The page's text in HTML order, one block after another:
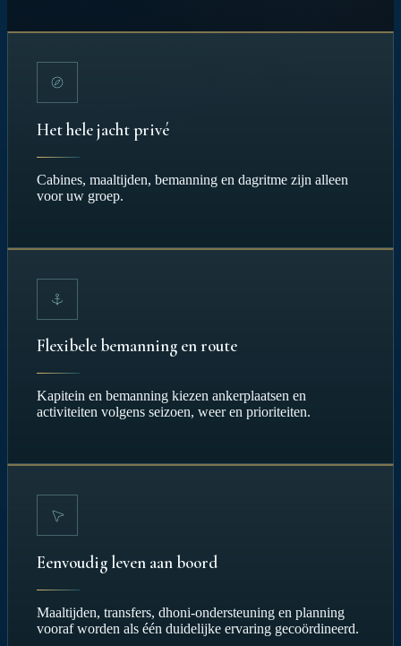
Het hele jacht privé
Cabines, maaltijden, bemanning en dagritme zijn alleen
voor uw groep.
Flexibele bemanning en route
Kapitein en bemanning kiezen ankerplaatsen en
activiteiten volgens seizoen, weer en prioriteiten.
Eenvoudig leven aan boord
Maaltijden, transfers, dhoni-ondersteuning en planning
vooraf worden als één duidelijke ervaring gecoördineerd.